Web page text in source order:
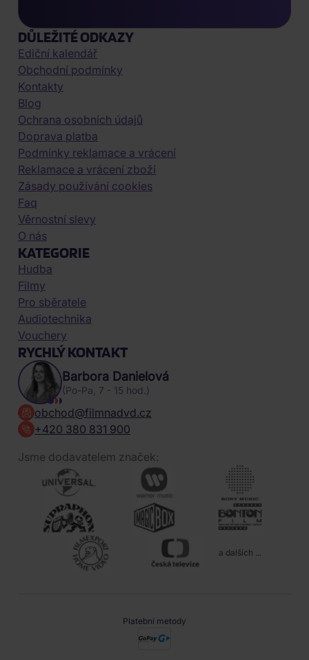
DŮLEŽITÉ ODKAZY
Ediční kalendář
Obchodní podmínky
Kontakty
Blog
Ochrana osobních údajů
Doprava platba
Podmínky reklamace a vrácení
Reklamace a vrácení zboží
Zásady používání cookies
Faq
Věrnostní slevy
O nás
KATEGORIE
Hudba
Filmy
Pro sběratele
Audiotechnika
Vouchery
RYCHLÝ KONTAKT
Barbora Danielová
(Po-Pa, 7 - 15 hod.)
obchod@filmnadvd.cz
+420 380 831 900
Jsme dodavatelem značek:
a dalších ...
Platební metody